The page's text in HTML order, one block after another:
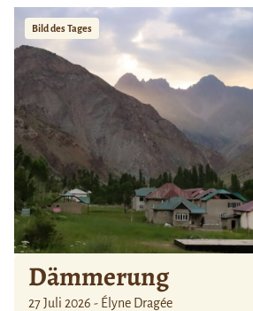
Bild des Tages
Dämmerung
27 Juli 2026 - Élyne Dragée